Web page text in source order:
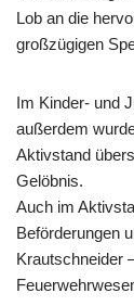
Lob an die
großzügigen
Im Kinder- und
außerdem
Aktivstand
Gelöbnis.
Auch im
Beförderungen
Krautschneider